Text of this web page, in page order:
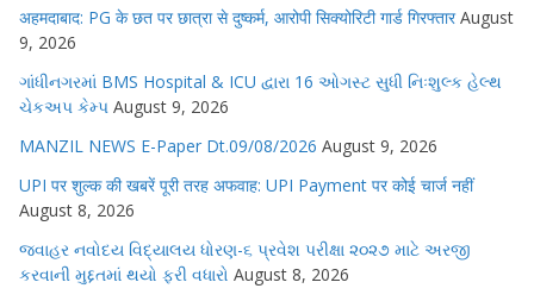
अहमदाबाद: PG के छत पर छात्रा से दुष्कर्म, आरोपी सिक्योरिटी गार्ड गिरफ्तार August
9, 2026
ગાંધીનગરમાં BMS Hospital & ICU દ્વારા 16 ઓગસ્ટ સુધી નિઃશુલ્ક હેલ્થ
ચેકઅપ કેમ્પ August 9, 2026
MANZIL NEWS E-Paper Dt.09/08/2026 August 9, 2026
UPI पर शुल्क की खबरें पूरी तरह अफवाह: UPI Payment पर कोई चार्ज नहीं
August 8, 2026
જવાહર નવોદય વિદ્યાલય ધોરણ-૬ પ્રવેશ પરીક્ષા ૨૦૨૭ માટે અરજી
કરવાની મુદ્દતમાં થયો ફરી વધારો August 8, 2026